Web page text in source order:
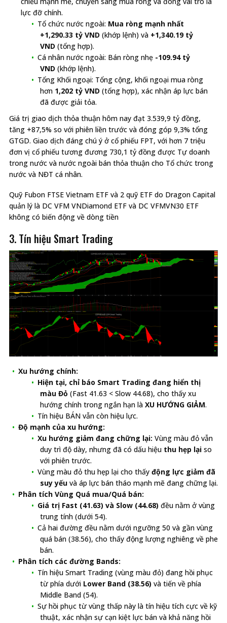
lực đỡ chính.
Tổ chức nước ngoài: Mua ròng mạnh nhất
+1,290.33 tỷ VND (khớp lệnh) và +1,340.19 tỷ
VND (tổng hợp).
Cá nhân nước ngoài: Bán ròng nhẹ -109.94 tỷ
VND (khớp lệnh).
Tổng Khối ngoại: Tổng cộng, khối ngoại mua ròng
hơn 1,202 tỷ VND (tổng hợp), xác nhận áp lực bán
đã được giải tỏa.
Giá trị giao dịch thỏa thuận hôm nay đạt 3.539,9 tỷ đồng,
tăng +87,5% so với phiên liền trước và đóng góp 9,3% tổng
GTGD. Giao dịch đáng chú ý ở cổ phiếu FPT, với hơn 7 triệu
đơn vị cổ phiếu tương đương 730,1 tỷ đồng được Tự doanh
trong nước và nước ngoài bán thỏa thuận cho Tổ chức trong
nước và NĐT cá nhân.
Quỹ Fubon FTSE Vietnam ETF và 2 quỹ ETF do Dragon Capital
quản lý là DC VFM VNDiamond ETF và DC VFMVN30 ETF
không có biến động về dòng tiền
3. Tín hiệu Smart Trading
Xu hướng chính:
Hiện tại, chỉ báo Smart Trading đang hiển thị
màu Đỏ (Fast 41.63 < Slow 44.68), cho thấy xu
hướng chính trong ngắn hạn là XU HƯỚNG GIẢM.
Tín hiệu BÁN vẫn còn hiệu lực.
Độ mạnh của xu hướng:
Xu hướng giảm đang chững lại: Vùng màu đỏ vẫn
duy trì độ dày, nhưng đã có dấu hiệu thu hẹp lại so
với phiên trước.
Vùng màu đỏ thu hẹp lại cho thấy động lực giảm đã
suy yếu và áp lực bán tháo mạnh mẽ đang chững lại.
Phân tích Vùng Quá mua/Quá bán:
Giá trị Fast (41.63) và Slow (44.68) đều nằm ở vùng
trung tính (dưới 54).
Cả hai đường đều nằm dưới ngưỡng 50 và gần vùng
quá bán (38.56), cho thấy động lượng nghiêng về phe
bán.
Phân tích các đường Bands:
Tín hiệu Smart Trading (vùng màu đỏ) đang hồi phục
từ phía dưới Lower Band (38.56) và tiến về phía
Middle Band (54).
Sự hồi phục từ vùng thấp này là tín hiệu tích cực về kỹ
thuật, xác nhận sự cạn kiệt lực bán và khả năng hồi